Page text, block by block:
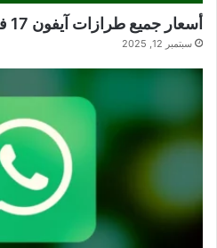
أسعار جميع طرازات آيفون 17 في سوريا
سبتمبر 12, 2025